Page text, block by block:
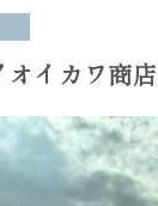
イカワ商